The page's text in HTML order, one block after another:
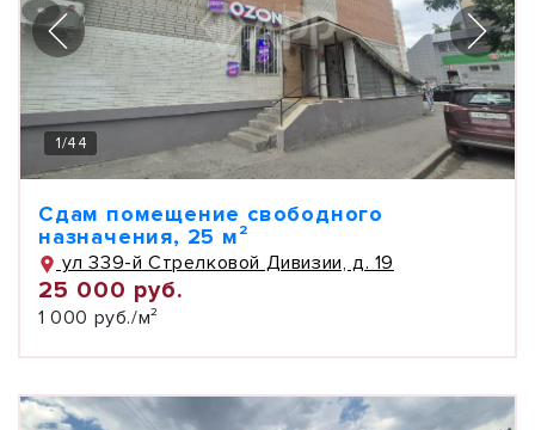
1/44
Сдам помещение свободного
назначения, 25 м²
ул 339-й Стрелковой Дивизии, д. 19
25 000 руб.
1 000 руб./м²